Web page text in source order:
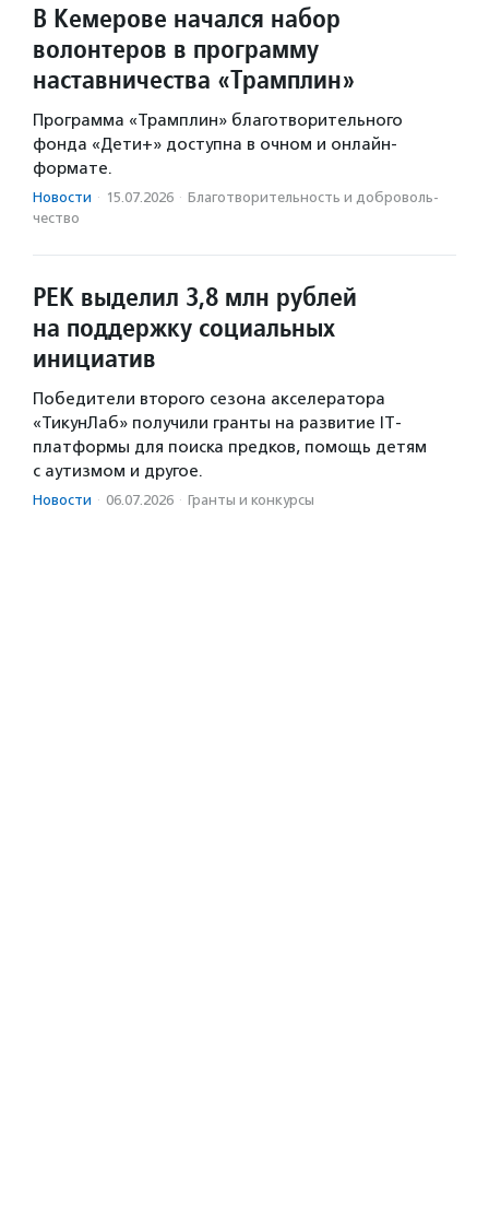
В Кемерове начался набор
волонтеров в программу
наставничества «Трамплин»
Программа «Трамплин» благотворительного
фонда «Дети+» доступна в очном и онлайн-
формате.
Новости · 15.07.2026 · Благотвори­тель­ность и доброволь­
чест­во
РЕК выделил 3,8 млн рублей
на поддержку социальных
инициатив
Победители второго сезона акселератора
«ТикунЛаб» получили гранты на развитие IT-
платформы для поиска предков, помощь детям
с аутизмом и другое.
Новости · 06.07.2026 · Гранты и конкурсы